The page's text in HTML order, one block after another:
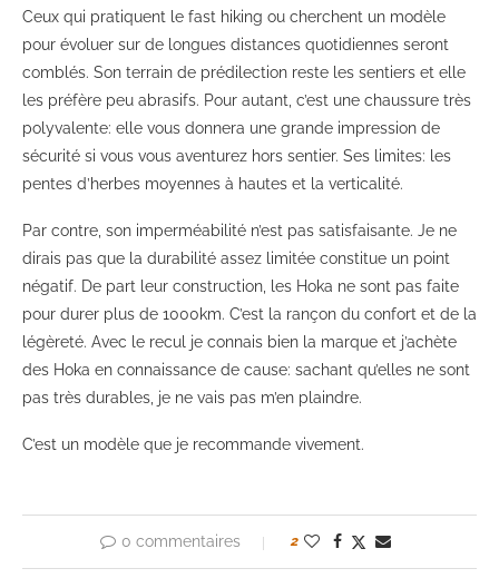
Ceux qui pratiquent le fast hiking ou cherchent un modèle
pour évoluer sur de longues distances quotidiennes seront
comblés. Son terrain de prédilection reste les sentiers et elle
les préfère peu abrasifs. Pour autant, c’est une chaussure très
polyvalente: elle vous donnera une grande impression de
sécurité si vous vous aventurez hors sentier. Ses limites: les
pentes d’herbes moyennes à hautes et la verticalité.
Par contre, son imperméabilité n’est pas satisfaisante. Je ne
dirais pas que la durabilité assez limitée constitue un point
négatif. De part leur construction, les Hoka ne sont pas faite
pour durer plus de 1000km. C’est la rançon du confort et de la
légèreté. Avec le recul je connais bien la marque et j’achète
des Hoka en connaissance de cause: sachant qu’elles ne sont
pas très durables, je ne vais pas m’en plaindre.
C’est un modèle que je recommande vivement.
0 commentaires 2